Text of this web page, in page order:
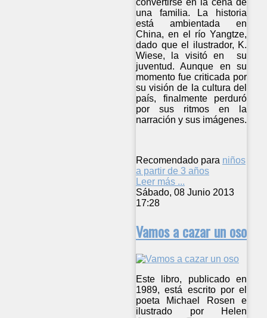
convertirse en la cena de
una familia. La historia
está ambientada en
China, en el río Yangtze,
dado que el ilustrador, K.
Wiese, la visitó en su
juventud. Aunque en su
momento fue criticada por
su visión de la cultura del
país, finalmente perduró
por sus ritmos en la
narración y sus imágenes.
Recomendado para niños
a partir de 3 años
Leer más ...
Sábado, 08 Junio 2013
17:28
Vamos a cazar un oso
Este libro, publicado en
1989, está escrito por el
poeta Michael Rosen e
ilustrado por Helen